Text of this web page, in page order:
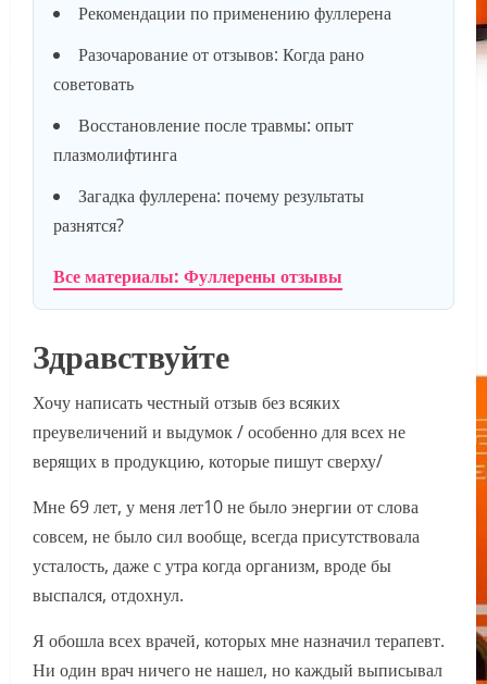
Рекомендации по применению фуллерена
Разочарование от отзывов: Когда рано
советовать
Восстановление после травмы: опыт
плазмолифтинга
Загадка фуллерена: почему результаты
разнятся?
Все материалы: Фуллерены отзывы
Здравствуйте
Хочу написать честный отзыв без всяких
преувеличений и выдумок / особенно для всех не
верящих в продукцию, которые пишут сверху/
Мне 69 лет, у меня лет10 не было энергии от слова
совсем, не было сил вообще, всегда присутствовала
усталость, даже с утра когда организм, вроде бы
выспался, отдохнул.
Я обошла всех врачей, которых мне назначил терапевт.
Ни один врач ничего не нашел, но каждый выписывал